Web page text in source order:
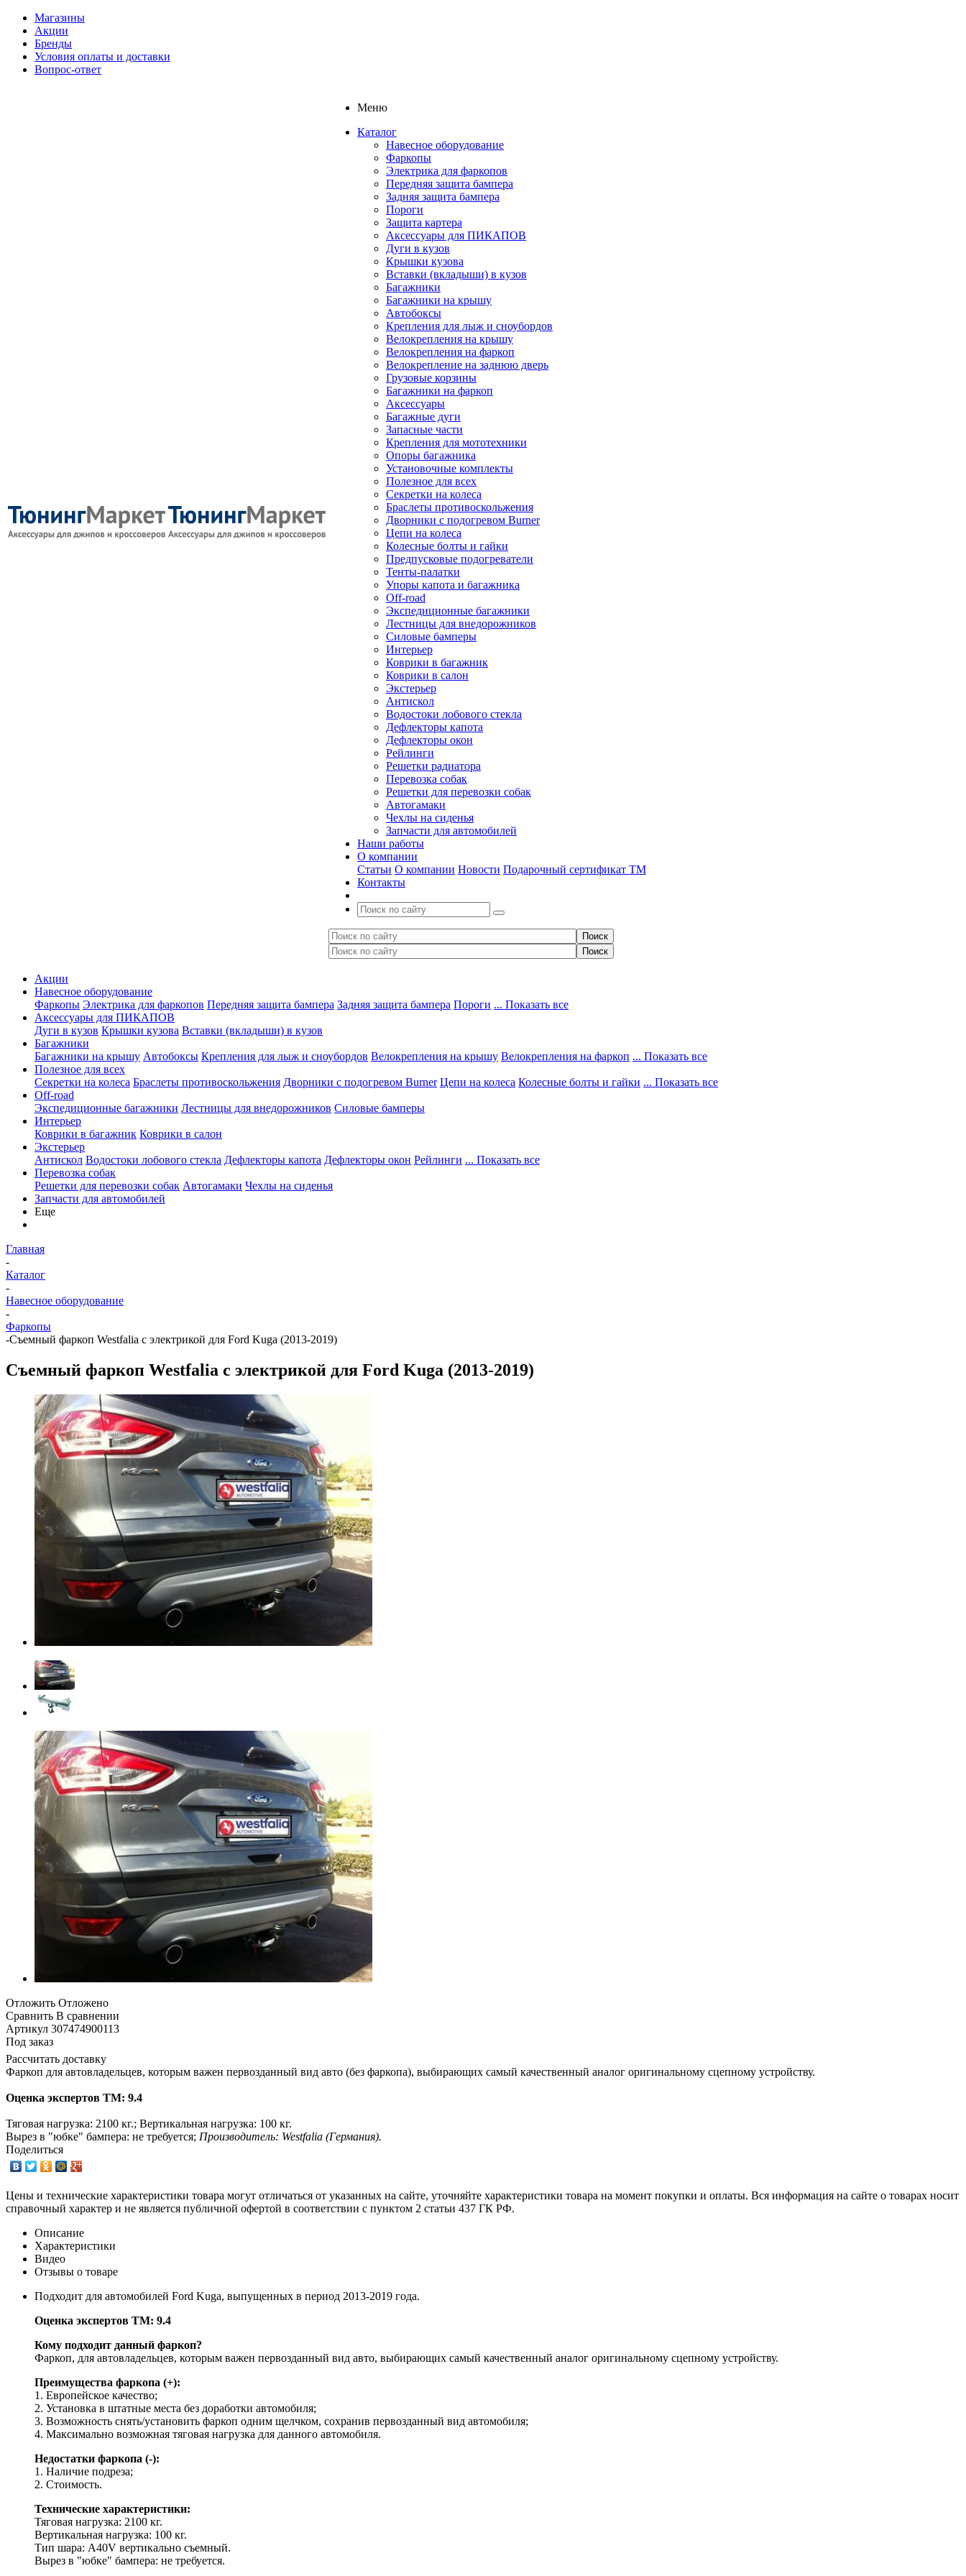
Магазины
Акции
Бренды
Условия оплаты и доставки
Вопрос-ответ
Меню
Каталог
Навесное оборудование
Фаркопы
Электрика для фаркопов
Передняя защита бампера
Задняя защита бампера
Пороги
Защита картера
Аксессуары для ПИКАПОВ
Дуги в кузов
Крышки кузова
Вставки (вкладыши) в кузов
Багажники
Багажники на крышу
Автобоксы
Крепления для лыж и сноубордов
Велокрепления на крышу
Велокрепления на фаркоп
Велокрепление на заднюю дверь
Грузовые корзины
Багажники на фаркоп
Аксессуары
Багажные дуги
Запасные части
Крепления для мототехники
Опоры багажника
Установочные комплекты
Полезное для всех
Секретки на колеса
Браслеты противоскольжения
Дворники с подогревом Burner
Цепи на колеса
Колесные болты и гайки
Предпусковые подогреватели
Тенты-палатки
Упоры капота и багажника
Off-road
Экспедиционные багажники
Лестницы для внедорожников
Силовые бамперы
Интерьер
Коврики в багажник
Коврики в салон
Экстерьер
Антискол
Водостоки лобового стекла
Дефлекторы капота
Дефлекторы окон
Рейлинги
Решетки радиатора
Перевозка собак
Решетки для перевозки собак
Автогамаки
Чехлы на сиденья
Запчасти для автомобилей
Наши работы
О компании
Статьи О компании Новости Подарочный сертификат ТМ
Контакты
Акции
Навесное оборудование
Фаркопы Электрика для фаркопов Передняя защита бампера Задняя защита бампера Пороги ... Показать все
Аксессуары для ПИКАПОВ
Дуги в кузов Крышки кузова Вставки (вкладыши) в кузов
Багажники
Багажники на крышу Автобоксы Крепления для лыж и сноубордов Велокрепления на крышу Велокрепления на фаркоп ... Показать все
Полезное для всех
Секретки на колеса Браслеты противоскольжения Дворники с подогревом Burner Цепи на колеса Колесные болты и гайки ... Показать все
Off-road
Экспедиционные багажники Лестницы для внедорожников Силовые бамперы
Интерьер
Коврики в багажник Коврики в салон
Экстерьер
Антискол Водостоки лобового стекла Дефлекторы капота Дефлекторы окон Рейлинги ... Показать все
Перевозка собак
Решетки для перевозки собак Автогамаки Чехлы на сиденья
Запчасти для автомобилей
Еще
Главная
-
Каталог
-
Навесное оборудование
-
Фаркопы
-Cъемный фаркоп Westfalia с электрикой для Ford Kuga (2013-2019)
Cъемный фаркоп Westfalia с электрикой для Ford Kuga (2013-2019)
Отложить Отложено
Сравнить В сравнении
Артикул 307474900113
Под заказ
Рассчитать доставку
Фаркоп для автовладельцев, которым важен первозданный вид авто (без фаркопа), выбирающих самый качественный аналог оригинальному сцепному устройству.
Оценка экспертов ТМ: 9.4
Тяговая нагрузка: 2100 кг.; Вертикальная нагрузка: 100 кг.
Вырез в "юбке" бампера: не требуется; Производитель: Westfalia (Германия).
Поделиться
Цены и технические характеристики товара могут отличаться от указанных на сайте, уточняйте характеристики товара на момент покупки и оплаты. Вся информация на сайте о товарах носит
справочный характер и не является публичной офертой в соответствии с пунктом 2 статьи 437 ГК РФ.
Описание
Характеристики
Видео
Отзывы о товаре
Подходит для автомобилей Ford Kuga, выпущенных в период 2013-2019 года.
Оценка экспертов ТМ: 9.4
Кому подходит данный фаркоп?
Фаркоп, для автовладельцев, которым важен первозданный вид авто, выбирающих самый качественный аналог оригинальному сцепному устройству.
Преимущества фаркопа (+):
1. Европейское качество;
2. Установка в штатные места без доработки автомобиля;
3. Возможность снять/установить фаркоп одним щелчком, сохранив первозданный вид автомобиля;
4. Максимально возможная тяговая нагрузка для данного автомобиля.
Недостатки фаркопа (-):
1. Наличие подреза;
2. Стоимость.
Технические характеристики:
Тяговая нагрузка: 2100 кг.
Вертикальная нагрузка: 100 кг.
Тип шара: A40V вертикально съемный.
Вырез в "юбке" бампера: не требуется.